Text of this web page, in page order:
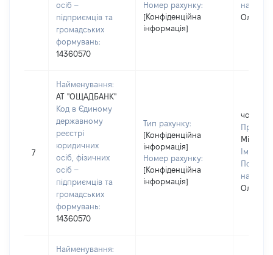
осіб –
підприємців та
громадських
формувань:
14360570
Номер рахунку:
[Конфіденційна
інформація]
7
Найменування:
АТ "ОЩАДБАНК"
Код в Єдиному
державному
реєстрі
юридичних
осіб, фізичних
осіб –
підприємців та
громадських
формувань:
14360570
Тип рахунку:
[Конфіденційна
інформація]
Номер рахунку:
[Конфіденційна
інформація]
чоловік
Ім'я:
По
Найменування: